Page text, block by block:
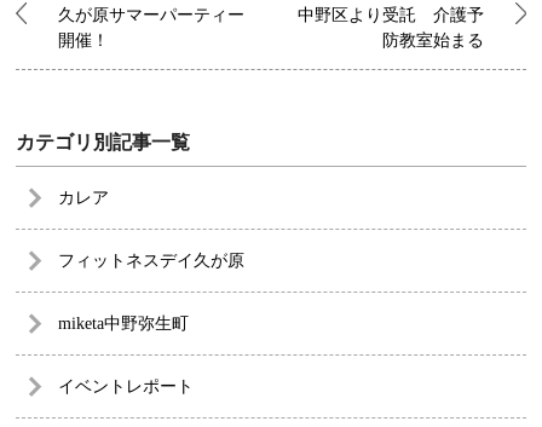
久が原サマーパーティー
開催！
中野区より受託 介護予
防教室始まる
カテゴリ別記事一覧
カレア
フィットネスデイ久が原
miketa中野弥生町
イベントレポート